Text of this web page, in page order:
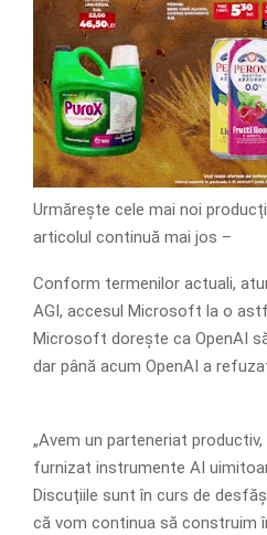
Urmărește cele mai noi
articolul continuă mai jos –
Conform termenilor actuali,
AGI, accesul Microsoft la o
Microsoft dorește ca OpenAI
dar până acum OpenAI a
„Avem un parteneriat
furnizat instrumente AI
Discuțiile sunt în curs de
că vom continua să construim